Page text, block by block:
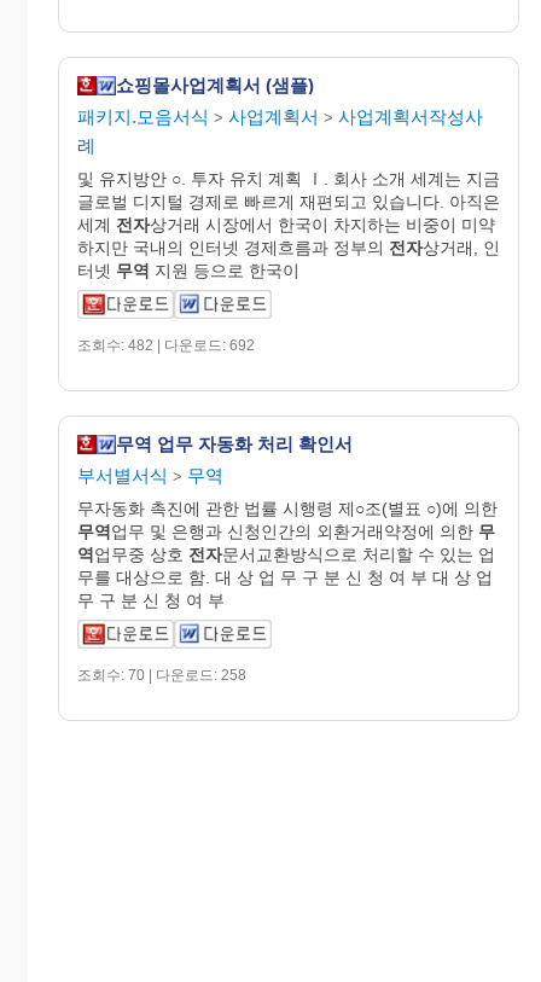
쇼핑몰사업계획서 (샘플)
패키지.모음서식 > 사업계획서 > 사업계획서작성사
례
및 유지방안 ○. 투자 유치 계획 Ⅰ. 회사 소개 세계는 지금
글로벌 디지털 경제로 빠르게 재편되고 있습니다. 아직은
세계 전자상거래 시장에서 한국이 차지하는 비중이 미약
하지만 국내의 인터넷 경제흐름과 정부의 전자상거래, 인
터넷 무역 지원 등으로 한국이
조회수: 482 | 다운로드: 692
무역 업무 자동화 처리 확인서
부서별서식 > 무역
무자동화 촉진에 관한 법률 시행령 제○조(별표 ○)에 의한
무역업무 및 은행과 신청인간의 외환거래약정에 의한 무
역업무중 상호 전자문서교환방식으로 처리할 수 있는 업
무를 대상으로 함. 대 상 업 무 구 분 신 청 여 부 대 상 업
무 구 분 신 청 여 부
조회수: 70 | 다운로드: 258